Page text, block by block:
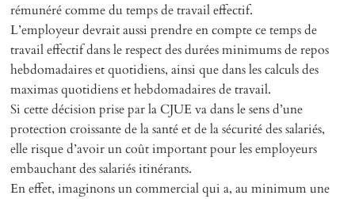
rémunéré comme du temps de travail effectif.
L’employeur devrait aussi prendre en compte ce temps de
travail effectif dans le respect des durées minimums de repos
hebdomadaires et quotidiens, ainsi que dans les calculs des
maximas quotidiens et hebdomadaires de travail.
Si cette décision prise par la CJUE va dans le sens d’une
protection croissante de la santé et de la sécurité des salariés,
elle risque d’avoir un coût important pour les employeurs
embauchant des salariés itinérants.
En effet, imaginons un commercial qui a, au minimum une